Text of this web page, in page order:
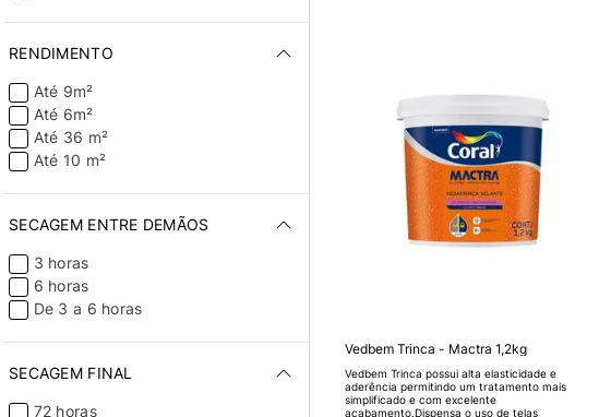
RENDIMENTO
Até 9m²
Até 6m²
Até 36 m²
Até 10 m²
SECAGEM ENTRE DEMÃOS
3 horas
6 horas
De 3 a 6 horas
SECAGEM FINAL
72 horas
Vedbem Trinca - Mactra 1,2kg
Vedbem Trinca possui alta elasticidade e
aderência permitindo um tratamento mais
simplificado e com excelente
acabamento.Dispensa o uso de telas